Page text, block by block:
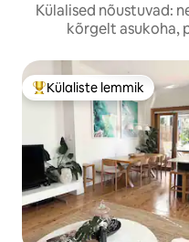
Külalised nõustuvad:
kõrgelt asukoha,
Külaliste suur lemmik
Külaliste lemmik